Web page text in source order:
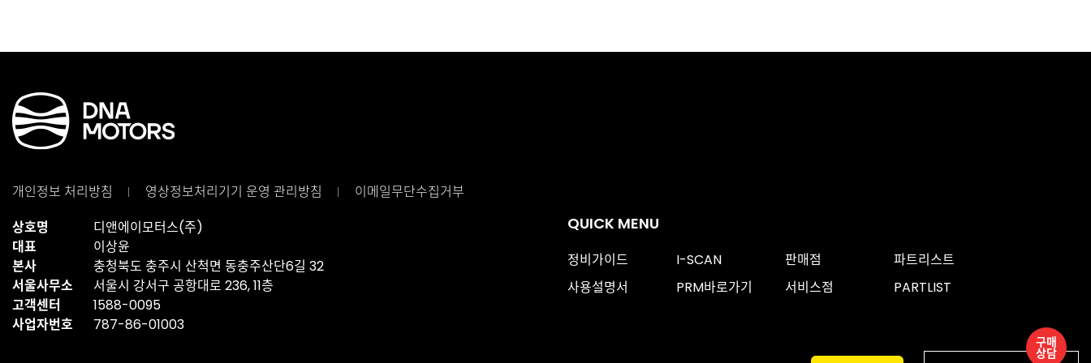
개인정보 처리방침 영상정보처리기기 운영 관리방침
이메일무단수집거부
상호명
디앤에이모터스(주)
대표
이상윤
본사
충청북도 충주시 산척면 동충주산단6길 32
서울사무소
서울시 강서구 공항대로 236, 11층
고객센터
1588-0095
사업자번호
787-86-01003
QUICK MENU
정비가이드 I-SCAN 판매점
파트리스트
사용설명서
PRM바로가기 서비스점 PARTLIST
구매
상담